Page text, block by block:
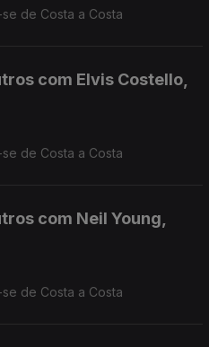
de Costa a Costa
com Elvis Costello,
de Costa a Costa
com Neil Young,
de Costa a Costa